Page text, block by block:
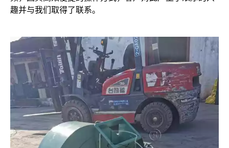
趣并与我们取得了联系。